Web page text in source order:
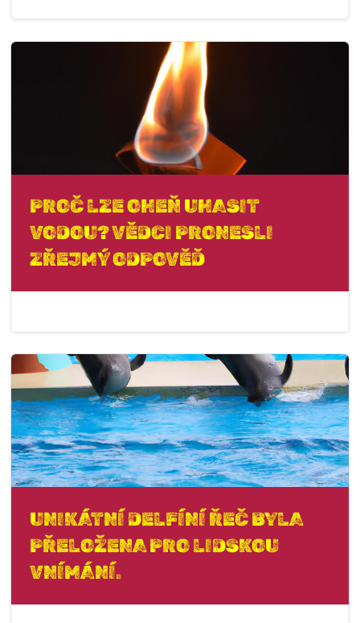
PROČ LZE OHEŇ UHASIT
VODOU? VĚDCI PRONESLI
ZŘEJMÝ ODPOVĚĎ
UNIKÁTNÍ DELFÍNÍ ŘEČ BYLA
PŘELOŽENA PRO LIDSKOU
VNÍMÁNÍ.